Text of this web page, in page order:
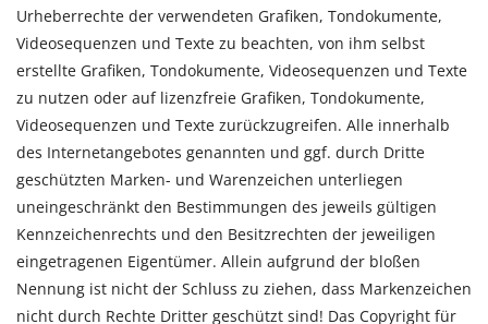
Urheberrechte der verwendeten Grafiken, Tondokumente,
Videosequenzen und Texte zu beachten, von ihm selbst
erstellte Grafiken, Tondokumente, Videosequenzen und Texte
zu nutzen oder auf lizenzfreie Grafiken, Tondokumente,
Videosequenzen und Texte zurückzugreifen. Alle innerhalb
des Internetangebotes genannten und ggf. durch Dritte
geschützten Marken- und Warenzeichen unterliegen
uneingeschränkt den Bestimmungen des jeweils gültigen
Kennzeichenrechts und den Besitzrechten der jeweiligen
eingetragenen Eigentümer. Allein aufgrund der bloßen
Nennung ist nicht der Schluss zu ziehen, dass Markenzeichen
nicht durch Rechte Dritter geschützt sind! Das Copyright für